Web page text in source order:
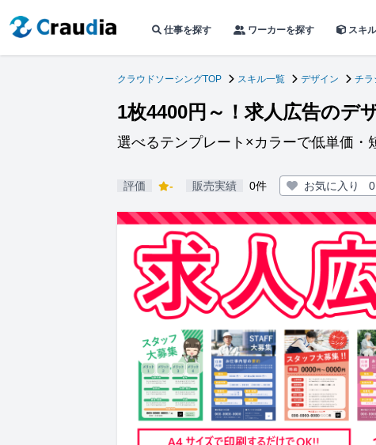
仕事を探す ワーカーを探す スキ
クラウドソーシングTOP スキル一覧 デザイン チラ
1枚4400円～！求人広告のデ
選べるテンプレート×カラーで低単価
評価 - 販売実績 0件 お気に入り 0